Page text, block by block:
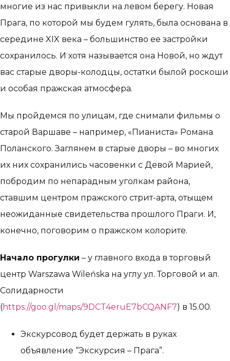
многие из нас привыкли на левом берегу. Новая
Прага, по которой мы будем гулять, была основана в
середине XIX века – большинство ее застройки
сохранилось. И хотя называется она Новой, но ждут
вас старые дворы-колодцы, остатки былой роскоши
и особая пражская атмосфера.
Мы пройдемся по улицам, где снимали фильмы о
старой Варшаве – например, «Пианиста» Романа
Поланского. Заглянем в старые дворы – во многих
их них сохранились часовенки с Девой Марией,
побродим по непарадным уголкам района,
ставшим центром пражского стрит-арта, отыщем
неожиданные свидетельства прошлого Праги. И,
конечно, поговорим о пражском колорите.
Начало прогулки – у главного входа в торговый
центр Warszawa Wileńska на углу ул. Торговой и ал.
Солидарности
(https://goo.gl/maps/9DCT4eruE7bCQANF7) в 15.00.
Экскурсовод будет держать в руках
объявление “Экскурсия – Прага”.